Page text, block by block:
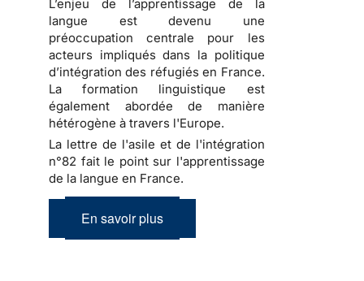
L’enjeu de l’apprentissage de la
langue est devenu une
préoccupation centrale pour les
acteurs impliqués dans la politique
d’intégration des réfugiés en France.
La formation linguistique est
également abordée de manière
hétérogène à travers l'Europe.
La lettre de l'asile et de l'intégration
n°82 fait le point sur l'apprentissage
de la langue en France.
En savoir plus